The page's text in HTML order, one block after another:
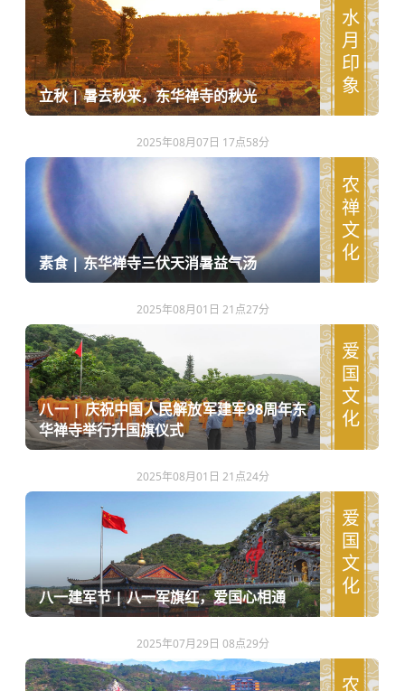
立秋 | 暑去秋来，东华禅寺的秋光 水月印象
2025年08月07日 17点58分
素食 | 东华禅寺三伏天消暑益气汤 农禅文化
2025年08月01日 21点27分
八一 | 庆祝中国人民解放军建军98周年东
华禅寺举行升国旗仪式
爱国文化
2025年08月01日 21点24分
八一建军节 | 八一军旗红，爱国心相通 爱国文化
2025年07月29日 08点29分